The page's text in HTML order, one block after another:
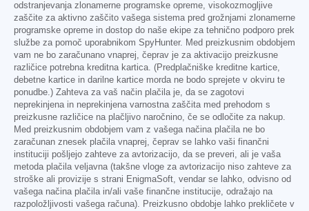
odstranjevanja zlonamerne programske opreme, visokozmogljive
zaščite za aktivno zaščito vašega sistema pred grožnjami zlonamerne
programske opreme in dostop do naše ekipe za tehnično podporo prek
službe za pomoč uporabnikom SpyHunter. Med preizkusnim obdobjem
vam ne bo zaračunano vnaprej, čeprav je za aktivacijo preizkusne
različice potrebna kreditna kartica. (Predplačniške kreditne kartice,
debetne kartice in darilne kartice morda ne bodo sprejete v okviru te
ponudbe.) Zahteva za vaš način plačila je, da se zagotovi
neprekinjena in neprekinjena varnostna zaščita med prehodom s
preizkusne različice na plačljivo naročnino, če se odločite za nakup.
Med preizkusnim obdobjem vam z vašega načina plačila ne bo
zaračunan znesek plačila vnaprej, čeprav se lahko vaši finančni
instituciji pošljejo zahteve za avtorizacijo, da se preveri, ali je vaša
metoda plačila veljavna (takšne vloge za avtorizacijo niso zahteve za
stroške ali provizije s strani EnigmaSoft, vendar se lahko, odvisno od
vašega načina plačila in/ali vaše finančne institucije, odražajo na
razpoložljivosti vašega računa). Preizkusno obdobje lahko prekličete v